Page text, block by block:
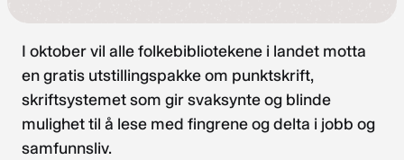
I oktober vil alle folkebibliotekene i landet motta
en gratis utstillingspakke om punktskrift,
skriftsystemet som gir svaksynte og blinde
mulighet til å lese med fingrene og delta i jobb og
samfunnsliv.